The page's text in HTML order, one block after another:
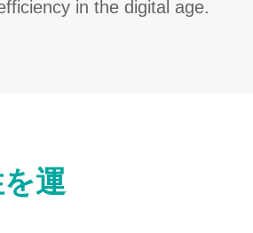
in the digital age.
運